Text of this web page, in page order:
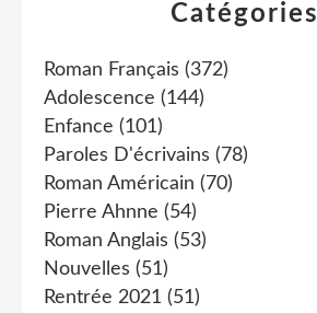
Catégories
Roman Français (372)
Adolescence (144)
Enfance (101)
Paroles D'écrivains (78)
Roman Américain (70)
Pierre Ahnne (54)
Roman Anglais (53)
Nouvelles (51)
Rentrée 2021 (51)